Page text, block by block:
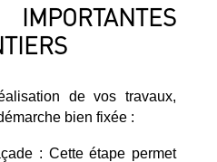
de vos travaux,
bien fixée :
: Cette étape permet